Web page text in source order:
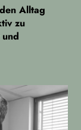
Alltag
zu